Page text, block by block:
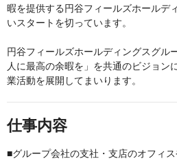
暇を提供する円谷フィールズホールデ
いスタートを切っています。
円谷フィールズホールディングスグル
人に最高の余暇を」を共通のビジョン
業活動を展開してまいります。
仕事内容
■グループ会社の支社・支店のオフィ